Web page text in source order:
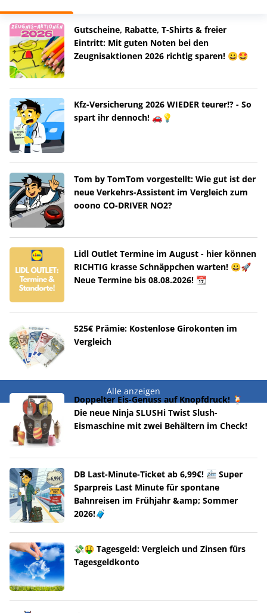
Gutscheine, Rabatte, T-Shirts & freier
Eintritt: Mit guten Noten bei den
Zeugnisaktionen 2026 richtig sparen! 😀🤩
Kfz-Versicherung 2026 WIEDER teurer!? - So
spart ihr dennoch! 🚗💡
Tom by TomTom vorgestellt: Wie gut ist der
neue Verkehrs-Assistent im Vergleich zum
ooono CO-DRIVER NO2?
Lidl Outlet Termine im August - hier können
RICHTIG krasse Schnäppchen warten! 😀🚀
Neue Termine bis 08.08.2026! 📆
525€ Prämie: Kostenlose Girokonten im
Vergleich
Alle anzeigen
Doppelter Eis-Genuss auf Knopfdruck! 🍹
Die neue Ninja SLUSHi Twist Slush-
Eismaschine mit zwei Behältern im Check!
DB Last-Minute-Ticket ab 6,99€! 🚈 Super
Sparpreis Last Minute für spontane
Bahnreisen im Frühjahr &amp; Sommer
2026!🧳
💸🤑 Tagesgeld: Vergleich und Zinsen fürs
Tagesgeldkonto